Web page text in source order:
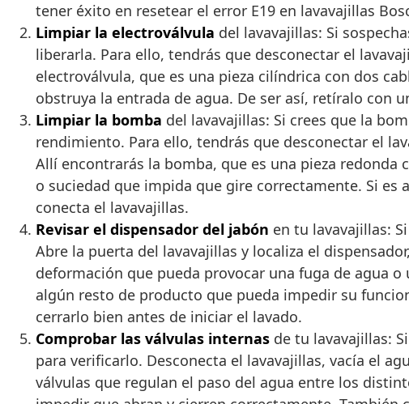
tener éxito en resetear el error E19 en lavavajillas
Limpiar la electroválvula del lavavajillas: Si
liberarla. Para ello, tendrás que desconectar el
electroválvula, que es una pieza cilíndrica con dos
obstruya la entrada de agua. De ser así, retíralo con
Limpiar la bomba del lavavajillas: Si crees que la
rendimiento. Para ello, tendrás que desconectar el
Allí encontrarás la bomba, que es una pieza
o suciedad que impida que gire correctamente. Si
conecta el lavavajillas.
Revisar el dispensador del jabón en tu lavavajillas:
Abre la puerta del lavavajillas y localiza el
deformación que pueda provocar una fuga de agua
algún resto de producto que pueda impedir su
cerrarlo bien antes de iniciar el lavado.
Comprobar las válvulas internas de tu lavavajillas:
para verificarlo. Desconecta el lavavajillas, vacía el
válvulas que regulan el paso del agua entre los